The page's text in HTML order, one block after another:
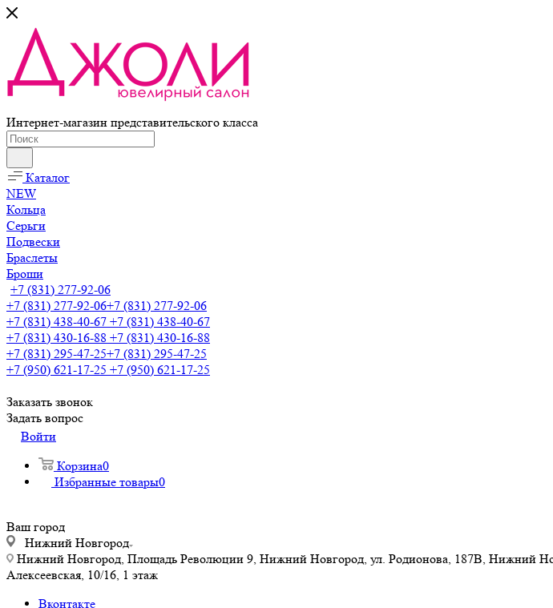
Интернет-магазин представительского класса
Каталог
NEW
Кольца
Серьги
Подвески
Браслеты
Броши
+7 (831) 277-92-06
+7 (831) 277-92-06+7 (831) 277-92-06
+7 (831) 438-40-67 +7 (831) 438-40-67
+7 (831) 430-16-88 +7 (831) 430-16-88
+7 (831) 295-47-25+7 (831) 295-47-25
+7 (950) 621-17-25 +7 (950) 621-17-25
Заказать звонок
Задать вопрос
Войти
Корзина0
Избранные товары0
Ваш город
Нижний Новгород
Нижний Новгород, Площадь Революции 9, Нижний Новгород, ул. Родионова, 187В, Нижний
Алексеевская, 10/16, 1 этаж
Вконтакте